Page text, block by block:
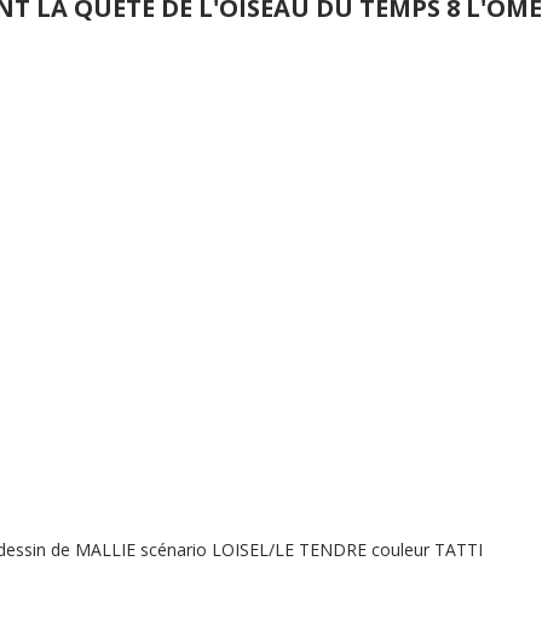
LA QUETE DE L'OISEAU DU TEMPS 8
de MALLIE scénario LOISEL/LE TENDRE couleur TATTI